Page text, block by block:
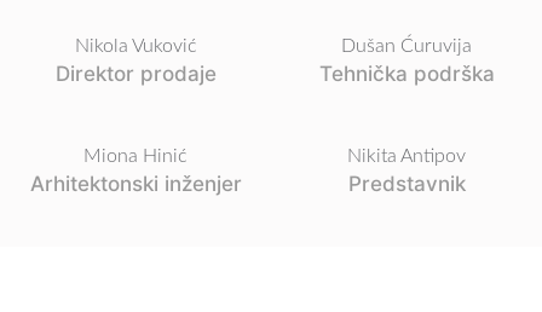
Nikola Vuković
Direktor prodaje
Dušan Ćuruvija
Tehnička podrška
Miona Hinić
Arhitektonski inženjer
Nikita Antipov
Predstavnik